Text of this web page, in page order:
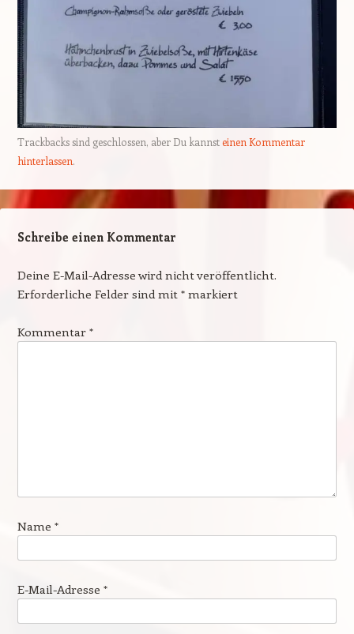
Trackbacks sind geschlossen, aber Du kannsteinen Kommentar
hinterlassen.
Schreibe einen Kommentar
Deine E-Mail-Adresse wird nicht veröffentlicht.
Erforderliche Felder sind mit *markiert
Kommentar *
Name *
E-Mail-Adresse *